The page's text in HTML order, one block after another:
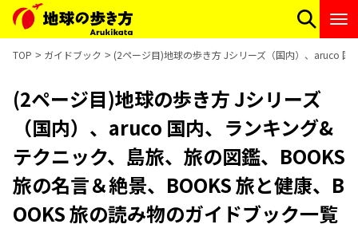
TOP ガイドブック (2ページ目)地球の歩き方 Jシリーズ（国内）、aruco 国
(2ページ目)地球の歩き方 Jシリーズ
（国内）、aruco 国内、ランキング&
テクニック、島旅、旅の図鑑、BOOKS
旅の名言＆絶景、BOOKS 旅と健康、B
OOKS 旅の読み物のガイドブック一覧